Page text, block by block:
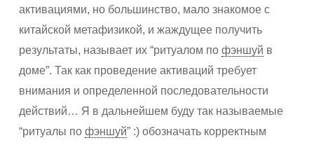
активациями, но большинство, мало знакомое с
китайской метафизикой, и жаждущее получить
результаты, называет их “ритуалом по фэншуй в
доме”. Так как проведение активаций требует
внимания и определенной последовательности
действий… Я в дальнейшем буду так называемые
“ритуалы по фэншуй” :) обозначать корректным